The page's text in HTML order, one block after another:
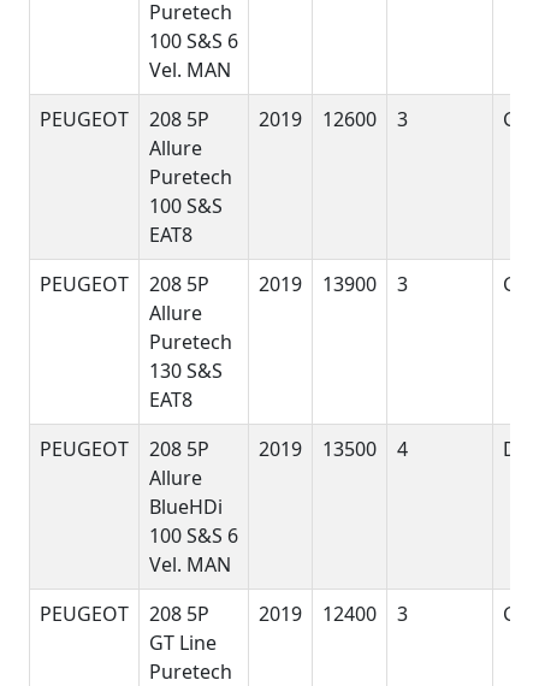
Puretech
100 S&S 6
Vel. MAN
PEUGEOT
208 5P
Allure
Puretech
100 S&S
EAT8
2019 12600 3 G
PEUGEOT
208 5P
Allure
Puretech
130 S&S
EAT8
2019 13900 3 G
PEUGEOT
208 5P
Allure
BlueHDi
100 S&S 6
Vel. MAN
2019 13500 4 D
PEUGEOT
208 5P
GT Line
Puretech
2019 12400 3 G